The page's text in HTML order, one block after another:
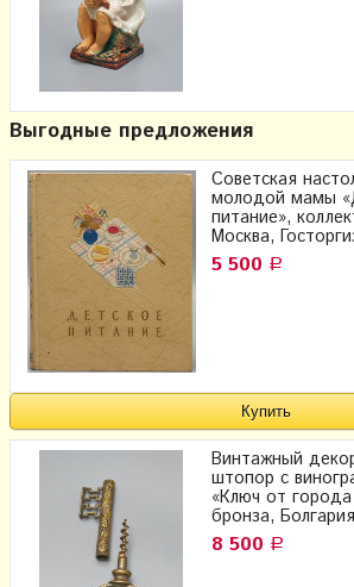
Выгодные предложения
Советская
молодой мамы
питание»,
Москва,
5 500 Р
Винтажный
штопор с
«Ключ от
бронза,
8 500 Р